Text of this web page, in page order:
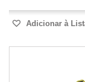
Adicionar à